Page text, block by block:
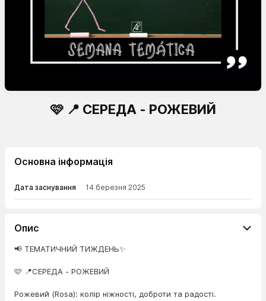
🩷 📍 СЕРЕДА - РОЖЕВИЙ
Основна інформація
Дата заснування 14 березня 2025
Опис
📢 ТЕМАТИЧНИЙ ТИЖДЕНЬ✨
🩷 📍СЕРЕДА - РОЖЕВИЙ
Рожевий (Rosa): колір ніжності, доброти та радості.